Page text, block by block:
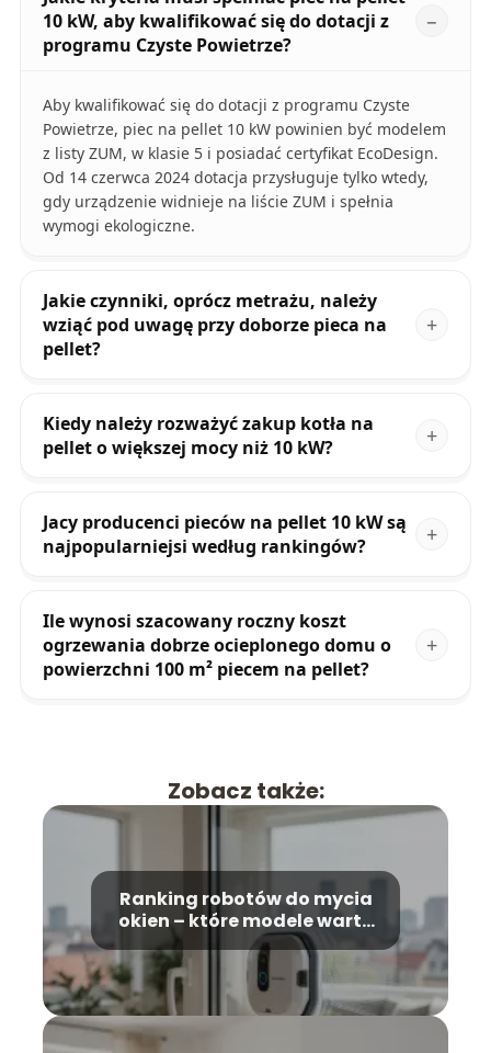
10 kW, aby kwalifikować się do dotacji z
programu Czyste Powietrze?
Aby kwalifikować się do dotacji z programu Czyste
Powietrze, piec na pellet 10 kW powinien być modelem
z listy ZUM, w klasie 5 i posiadać certyfikat EcoDesign.
Od 14 czerwca 2024 dotacja przysługuje tylko wtedy,
gdy urządzenie widnieje na liście ZUM i spełnia
wymogi ekologiczne.
Jakie czynniki, oprócz metrażu, należy
wziąć pod uwagę przy doborze pieca na
pellet?
Kiedy należy rozważyć zakup kotła na
pellet o większej mocy niż 10 kW?
Jacy producenci pieców na pellet 10 kW są
najpopularniejsi według rankingów?
Ile wynosi szacowany roczny koszt
ogrzewania dobrze ocieplonego domu o
powierzchni 100 m² piecem na pellet?
Zobacz także:
Ranking robotów do mycia
okien – które modele warto
kupić?